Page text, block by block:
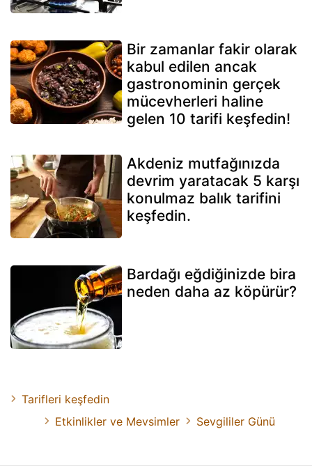
Bir zamanlar fakir olarak
kabul edilen ancak
gastronominin gerçek
mücevherleri haline
gelen 10 tarifi keşfedin!
Akdeniz mutfağınızda
devrim yaratacak 5 karşı
konulmaz balık tarifini
keşfedin.
Bardağı eğdiğinizde bira
neden daha az köpürür?
Tarifleri keşfedin
Etkinlikler ve Mevsimler
Sevgililer Günü